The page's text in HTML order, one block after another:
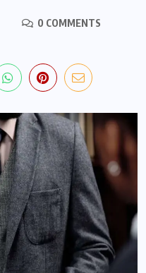
0 COMMENTS